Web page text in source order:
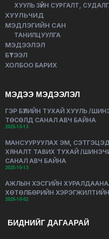
ХУУЛЬ ЗҮЙН СУРГАЛТ,
ХУУЛЬЧИД
МЭДЛЭГИЙН САН
ТАНИЛЦУУЛГА
МЭДЭЭЛЭЛ
БҮТЭЭЛ
ХОЛБОО БАРИХ
МЭДЭЭ МЭДЭЭЛЭЛ
ГЭР БҮЛИЙН ТУХАЙ ХУУЛЬ /
ТӨСӨЛД САНАЛ АВЧ БАЙНА
2025-10-13
МАНСУУРУУЛАХ ЭМ,
ХЯНАЛТ ТАВИХ ТУХАЙ /
САНАЛ АВЧ БАЙНА
2025-10-13
АЖЛЫН ХЭСГИЙН
ХӨТӨЛБӨРИЙН
2025-10-02
БИДНИЙГ ДАГААРАЙ